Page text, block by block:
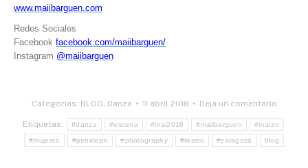
www.maiibarguen.com
Redes Sociales
Facebook facebook.com/maiibarguen/
Instagram @maiibarguen
Categorías: BLOG, Danza 11 abril 2018 Deja un comentario
Etiquetas: #danza #escena #mai2018 #maiibarguen #marzo
#mujeres #penelope #photography #teatro #zaragoza blog